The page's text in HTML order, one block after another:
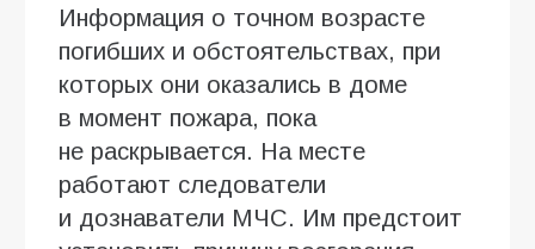
Информация о точном возрасте
погибших и обстоятельствах, при
которых они оказались в доме
в момент пожара, пока
не раскрывается. На месте
работают следователи
и дознаватели МЧС. Им предстоит